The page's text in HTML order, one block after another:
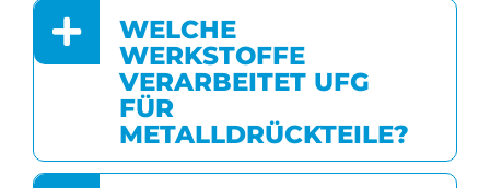
WELCHE
WERKSTOFFE
VERARBEITET UFG
FÜR
METALLDRÜCKTEILE?